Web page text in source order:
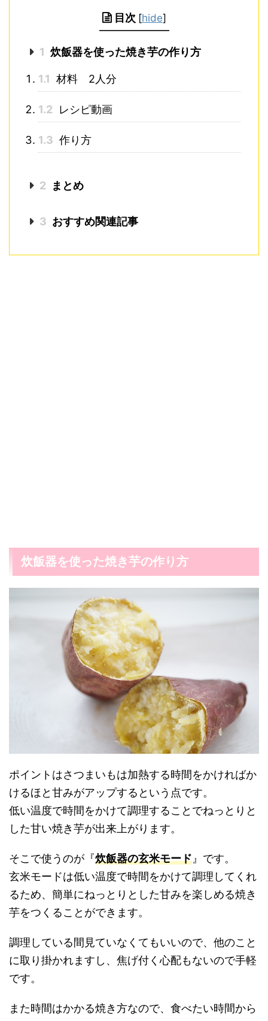
目次 [hide]
1 炊飯器を使った焼き芋の作り方
1.1 材料 2人分
1.2 レシピ動画
1.3 作り方
2 まとめ
3 おすすめ関連記事
炊飯器を使った焼き芋の作り方
ポイントはさつまいもは加熱する時間をかければか
けるほと甘みがアップするという点です。
低い温度で時間をかけて調理することでねっとりと
した甘い焼き芋が出来上がります。
そこで使うのが『炊飯器の玄米モード』です。
玄米モードは低い温度で時間をかけて調理してくれ
るため、簡単にねっとりとした甘みを楽しめる焼き
芋をつくることができます。
調理している間見ていなくてもいいので、他のこと
に取り掛かれますし、焦げ付く心配もないので手軽
です。
また時間はかかる焼き方なので、食べたい時間から